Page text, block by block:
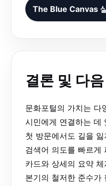
The Blue Canvas
결론 및 다
문화포털의 가치는 다
시민에게 연결하는 데
첫 방문에서도 길을
검색어 의도를 빠르게
카드와 상세의 요약 체
본기의 철저한 준수가